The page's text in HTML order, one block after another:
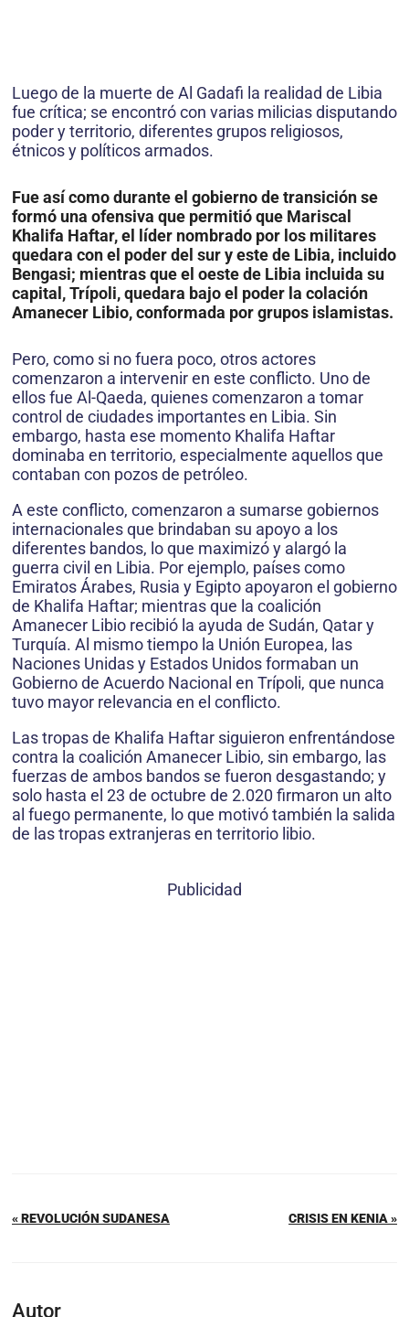
Luego de la muerte de Al Gadafi la realidad de Libia
fue crítica; se encontró con varias milicias disputando
poder y territorio, diferentes grupos religiosos,
étnicos y políticos armados.
Fue así como durante el gobierno de transición se
formó una ofensiva que permitió que Mariscal
Khalifa Haftar, el líder nombrado por los militares
quedara con el poder del sur y este de Libia, incluido
Bengasi; mientras que el oeste de Libia incluida su
capital, Trípoli, quedara bajo el poder la colación
Amanecer Libio, conformada por grupos islamistas.
Pero, como si no fuera poco, otros actores
comenzaron a intervenir en este conflicto. Uno de
ellos fue Al-Qaeda, quienes comenzaron a tomar
control de ciudades importantes en Libia. Sin
embargo, hasta ese momento Khalifa Haftar
dominaba en territorio, especialmente aquellos que
contaban con pozos de petróleo.
A este conflicto, comenzaron a sumarse gobiernos
internacionales que brindaban su apoyo a los
diferentes bandos, lo que maximizó y alargó la
guerra civil en Libia. Por ejemplo, países como
Emiratos Árabes, Rusia y Egipto apoyaron el gobierno
de Khalifa Haftar; mientras que la coalición
Amanecer Libio recibió la ayuda de Sudán, Qatar y
Turquía. Al mismo tiempo la Unión Europea, las
Naciones Unidas y Estados Unidos formaban un
Gobierno de Acuerdo Nacional en Trípoli, que nunca
tuvo mayor relevancia en el conflicto.
Las tropas de Khalifa Haftar siguieron enfrentándose
contra la coalición Amanecer Libio, sin embargo, las
fuerzas de ambos bandos se fueron desgastando; y
solo hasta el 23 de octubre de 2.020 firmaron un alto
al fuego permanente, lo que motivó también la salida
de las tropas extranjeras en territorio libio.
Publicidad
« REVOLUCIÓN SUDANESA CRISIS EN KENIA »
Autor